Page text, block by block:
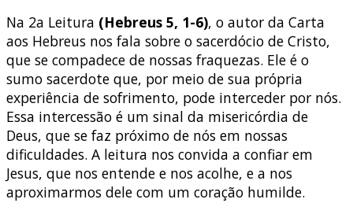
Na 2a Leitura (Hebreus 5, 1-6), o autor da Carta
aos Hebreus nos fala sobre o sacerdócio de Cristo,
que se compadece de nossas fraquezas. Ele é o
sumo sacerdote que, por meio de sua própria
experiência de sofrimento, pode interceder por nós.
Essa intercessão é um sinal da misericórdia de
Deus, que se faz próximo de nós em nossas
dificuldades. A leitura nos convida a confiar em
Jesus, que nos entende e nos acolhe, e a nos
aproximarmos dele com um coração humilde.